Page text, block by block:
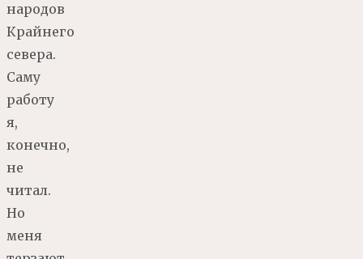
народов
Крайнего
севера.
Саму
работу
я,
конечно,
не
читал.
Но
меня